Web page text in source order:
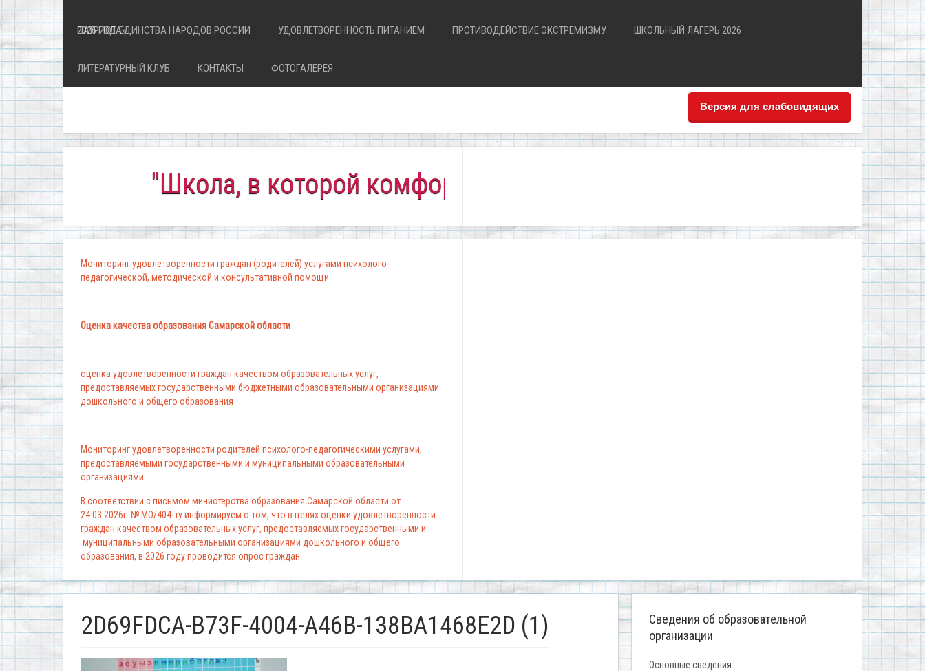
ПАТРИОТА»
2026 ГОД ЕДИНСТВА НАРОДОВ РОССИИ УДОВЛЕТВОРЕННОСТЬ ПИТАНИЕМ ПРОТИВОДЕЙСТВИЕ ЭКСТРЕМИЗМУ ШКОЛЬНЫЙ ЛАГЕРЬ 2026
ЛИТЕРАТУРНЫЙ КЛУБ КОНТАКТЫ ФОТОГАЛЕРЕЯ
Версия для слабовидящих
"Школа, в которой комфортно всем!"
Мониторинг удовлетворенности граждан (родителей) услугами психолого-
педагогической, методической и консультативной помощи
Оценка качества образования Самарской области
оценка удовлетворенности граждан качеством образовательных услуг,
предоставляемых государственными бюджетными образовательными организациями
дошкольного и общего образования
Мониторинг удовлетворенности родителей психолого-педагогическими услугами,
предоставляемыми государственными и муниципальными образовательными
организациями.
В соответствии с письмом министерства образования Самарской области от
24.03.2026г. № МО/404-ту информируем о том, что в целях оценки удовлетворенности
граждан качеством образовательных услуг, предоставляемых государственными и
муниципальными образовательными организациями дошкольного и общего
образования, в 2026 году проводится опрос граждан.
2D69FDCA-B73F-4004-A46B-138BA1468E2D (1)
Сведения об образовательной
организации
Основные сведения